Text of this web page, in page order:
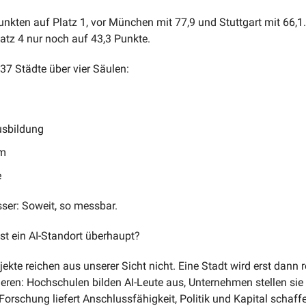
auf Platz 1, vor München mit 77,9 und Stuttgart mit
4 nur noch auf 43,3 Punkte.
Städte über vier Säulen:
Soweit, so messbar.
ein AI-Standort überhaupt?
reichen aus unserer Sicht nicht. Eine Stadt wird erst dann
Hochschulen bilden AI-Leute aus, Unternehmen stellen
liefert Anschlussfähigkeit, Politik und Kapital